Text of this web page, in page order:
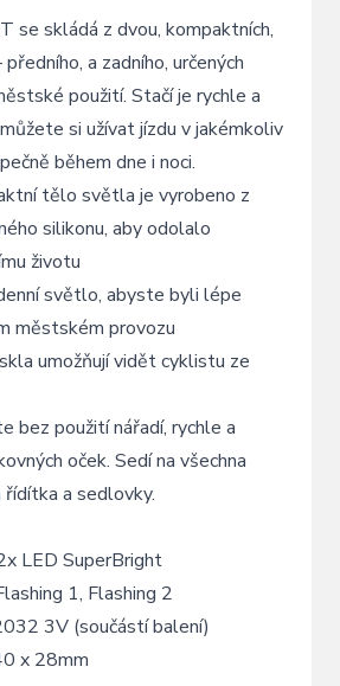
se skládá z dvou, kompaktních,
a zadního, určených
použití. Stačí je rychle a
si užívat jízdu v jakémkoliv
během dne i noci.
tělo světla je vyrobeno z
silikonu, aby odolalo
životu
světlo, abyste byli lépe
městském provozu
umožňují vidět cyklistu ze
bez použití nářadí, rychle a
oček. Sedí na všechna
řídítka a sedlovky.
LED SuperBright
1, Flashing 2
3V (součástí balení)
x 28mm